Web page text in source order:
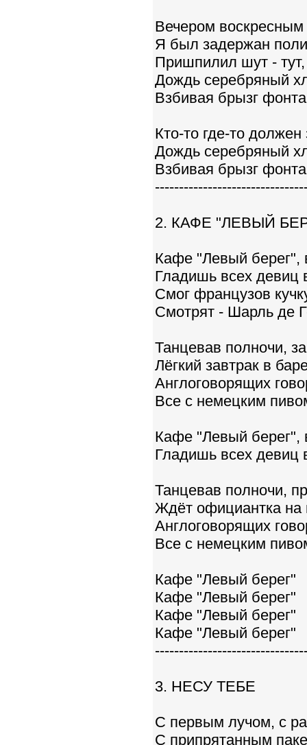
Вечером
Я был задержан
Пришпилил шут - тут,
Дождь серебряный
Взбивая брызг
Кто-то где-то должен
Дождь серебряный
Взбивая брызг
2. КАФЕ "ЛЕВЫЙ
Кафе "Левый берег",
Гладишь всех девиц
Смог французов
Смотрят - Шарль де
Танцевав полночи,
Лёгкий завтрак в
Англоговорящих
Все с немецким
Кафе "Левый берег",
Гладишь всех девиц
Танцевав полночи,
Ждёт официантка на
Англоговорящих
Все с немецким
Кафе "Левый берег"
Кафе "Левый берег"
Кафе "Левый берег"
Кафе "Левый берег"
3. НЕСУ ТЕБЕ
С первым лучом, с
С припрятанным